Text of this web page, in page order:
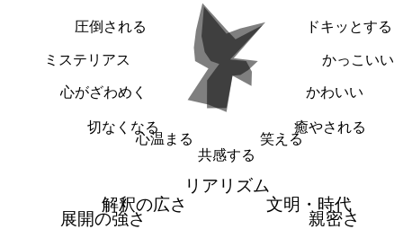
ドキッとする
かっこいい
かわいい
癒やされる
笑える
共感する
心温まる
切なくなる
心がざわめく
ミステリアス
圧倒される
リアリズム
文明・時代
親密さ
展開の強さ
解釈の広さ